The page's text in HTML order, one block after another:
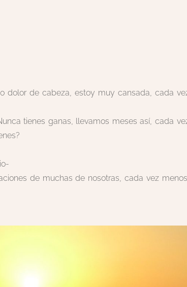
dolor de cabeza, estoy muy cansada, cada
tienes ganas, llevamos meses así, cada
de muchas de nosotras, cada vez menos,